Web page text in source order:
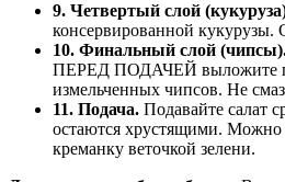
9. Четвертый слой
консервированной кукурузы.
10. Финальный слой
ПЕРЕД ПОДАЧЕЙ выложите
измельченных чипсов. Не
11. Подача. Подавайте салат
остаются хрустящими. Можно
креманку веточкой зелени.